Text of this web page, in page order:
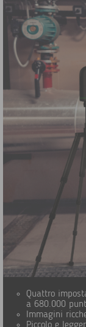
Quattro
a 680.000
Immagini